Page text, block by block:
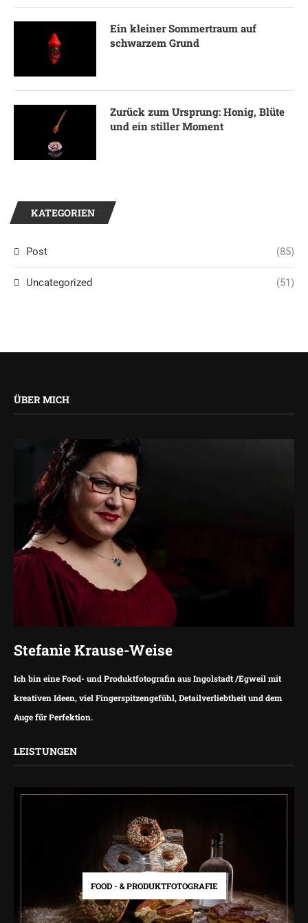
Ein kleiner Sommertraum auf
schwarzem Grund
Zurück zum Ursprung: Honig, Blüte
und ein stiller Moment
KATEGORIEN
Post (85)
Uncategorized (51)
ÜBER MICH
Stefanie Krause-Weise
Ich bin eine Food- und Produktfotografin aus Ingolstadt /Egweil mit
kreativen Ideen, viel Fingerspitzengefühl, Detailverliebtheit und dem
Auge für Perfektion.
LEISTUNGEN
FOOD - & PRODUKTFOTOGRAFIE